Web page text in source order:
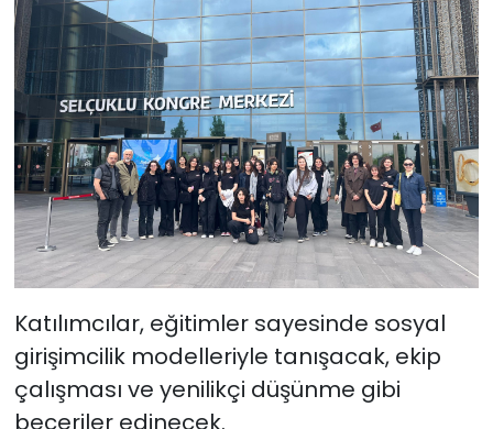
Katılımcılar, eğitimler sayesinde sosyal
girişimcilik modelleriyle tanışacak, ekip
çalışması ve yenilikçi düşünme gibi
beceriler edinecek.